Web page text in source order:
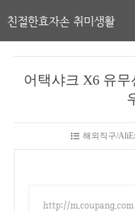
친절한효자손 취미생활
어택샤크 X6 유
해외직구/
http://m.coupang.com